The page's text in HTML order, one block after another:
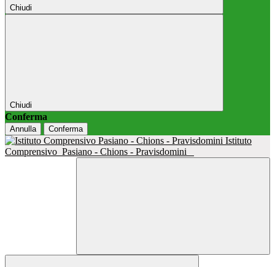
Chiudi
Chiudi
Conferma
Annulla Conferma
Istituto
Comprensivo Pasiano - Chions - Pravisdomini